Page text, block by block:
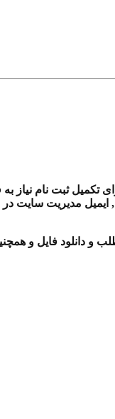
ثبت نام نیاز
مدیریت سایت در
و دانلود فایل و